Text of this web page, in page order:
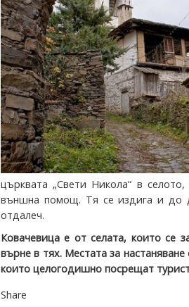
църквата „Свети Никола“ в
външна помощ. Тя се издига и до
отдалеч.
Ковачевица е от селата, които се
върне в тях. Местата за
които целогодишно посрещат
Share